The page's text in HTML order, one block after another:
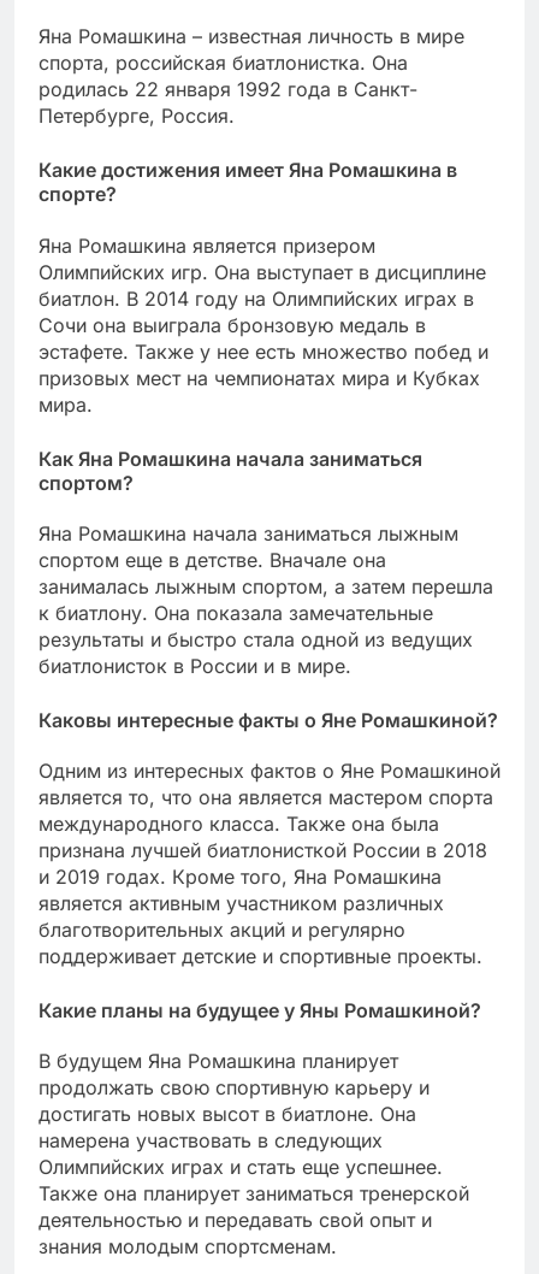
Яна Ромашкина – известная личность в мире
спорта, российская биатлонистка. Она
родилась 22 января 1992 года в Санкт-
Петербурге, Россия.
Какие достижения имеет Яна Ромашкина в
спорте?
Яна Ромашкина является призером
Олимпийских игр. Она выступает в дисциплине
биатлон. В 2014 году на Олимпийских играх в
Сочи она выиграла бронзовую медаль в
эстафете. Также у нее есть множество побед и
призовых мест на чемпионатах мира и Кубках
мира.
Как Яна Ромашкина начала заниматься
спортом?
Яна Ромашкина начала заниматься лыжным
спортом еще в детстве. Вначале она
занималась лыжным спортом, а затем перешла
к биатлону. Она показала замечательные
результаты и быстро стала одной из ведущих
биатлонисток в России и в мире.
Каковы интересные факты о Яне Ромашкиной?
Одним из интересных фактов о Яне Ромашкиной
является то, что она является мастером спорта
международного класса. Также она была
признана лучшей биатлонисткой России в 2018
и 2019 годах. Кроме того, Яна Ромашкина
является активным участником различных
благотворительных акций и регулярно
поддерживает детские и спортивные проекты.
Какие планы на будущее у Яны Ромашкиной?
В будущем Яна Ромашкина планирует
продолжать свою спортивную карьеру и
достигать новых высот в биатлоне. Она
намерена участвовать в следующих
Олимпийских играх и стать еще успешнее.
Также она планирует заниматься тренерской
деятельностью и передавать свой опыт и
знания молодым спортсменам.